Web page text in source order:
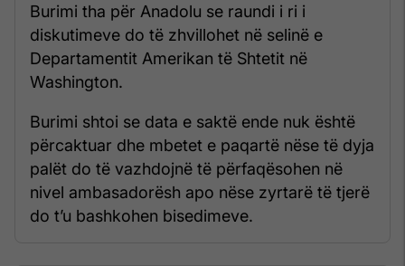
Burimi tha për Anadolu se raundi i ri i
diskutimeve do të zhvillohet në selinë e
Departamentit Amerikan të Shtetit në
Washington.
Burimi shtoi se data e saktë ende nuk është
përcaktuar dhe mbetet e paqartë nëse të dyja
palët do të vazhdojnë të përfaqësohen në
nivel ambasadorësh apo nëse zyrtarë të tjerë
do t’u bashkohen bisedimeve.